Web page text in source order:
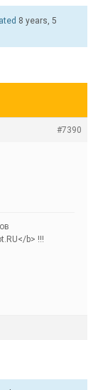
8 years, 5
#7390
b> !!!